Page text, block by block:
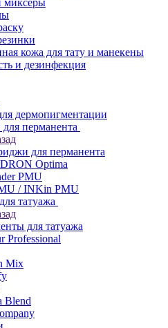
миксеры
кожа для тату и манекены
и дезинфекция
дермопигментации
перманента
для перманента
Optima
PMU
/ INKin PMU
татуажа
для татуажа
Professional
Mix
Blend